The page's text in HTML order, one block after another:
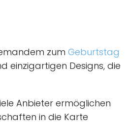
zum Geburtstag
einzigartigen Designs, die
Anbieter ermöglichen
in die Karte